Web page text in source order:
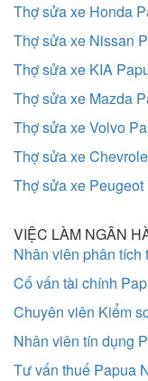
Thợ sửa xe Honda
Thợ sửa xe Nissan
Thợ sửa xe KIA
Thợ sửa xe Mazda
Thợ sửa xe Volvo
Thợ sửa xe
Thợ sửa xe
VIỆC LÀM NGÂN
Nhân viên phân
Cố vấn tài chính
Chuyên viên Kiểm
Nhân viên tín dụng
Tư vấn thuế Papua